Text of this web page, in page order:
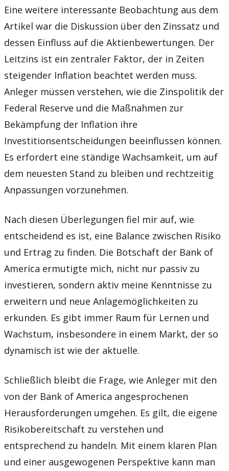
Eine weitere interessante Beobachtung aus dem
Artikel war die Diskussion über den Zinssatz und
dessen Einfluss auf die Aktienbewertungen. Der
Leitzins ist ein zentraler Faktor, der in Zeiten
steigender Inflation beachtet werden muss.
Anleger müssen verstehen, wie die Zinspolitik der
Federal Reserve und die Maßnahmen zur
Bekämpfung der Inflation ihre
Investitionsentscheidungen beeinflussen können.
Es erfordert eine ständige Wachsamkeit, um auf
dem neuesten Stand zu bleiben und rechtzeitig
Anpassungen vorzunehmen.
Nach diesen Überlegungen fiel mir auf, wie
entscheidend es ist, eine Balance zwischen Risiko
und Ertrag zu finden. Die Botschaft der Bank of
America ermutigte mich, nicht nur passiv zu
investieren, sondern aktiv meine Kenntnisse zu
erweitern und neue Anlagemöglichkeiten zu
erkunden. Es gibt immer Raum für Lernen und
Wachstum, insbesondere in einem Markt, der so
dynamisch ist wie der aktuelle.
Schließlich bleibt die Frage, wie Anleger mit den
von der Bank of America angesprochenen
Herausforderungen umgehen. Es gilt, die eigene
Risikobereitschaft zu verstehen und
entsprechend zu handeln. Mit einem klaren Plan
und einer ausgewogenen Perspektive kann man